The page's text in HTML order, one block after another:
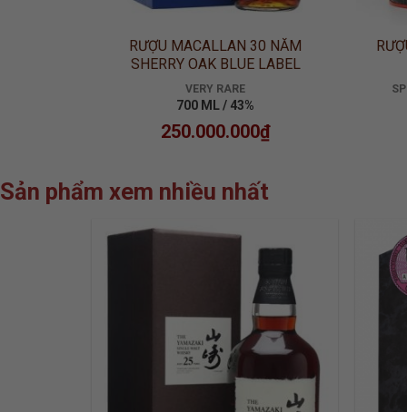
RƯỢU MACALLAN 30 NĂM
SHERRY OAK BLUE LABEL
VERY RARE
700 ML / 43%
250.000.000₫
Sản phẩm xem nhiều nhất
ADD TO
WISHLIST